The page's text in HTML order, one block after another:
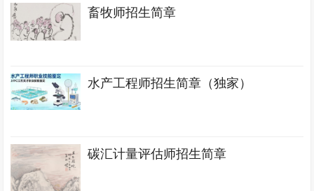
畜牧师招生简章
水产工程师招生简章（独家）
碳汇计量评估师招生简章